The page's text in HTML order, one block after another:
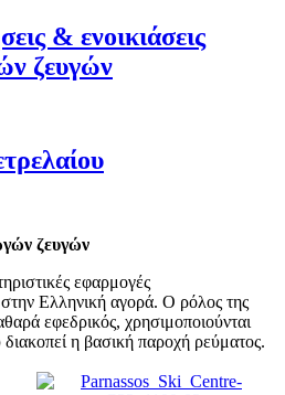
& ενοικιάσεις
ζευγών
ζευγών
εφαρμογές
Ελληνική αγορά. Ο ρόλος της
εφεδρικός, χρησιμοποιούνται
η βασική παροχή ρεύματος.